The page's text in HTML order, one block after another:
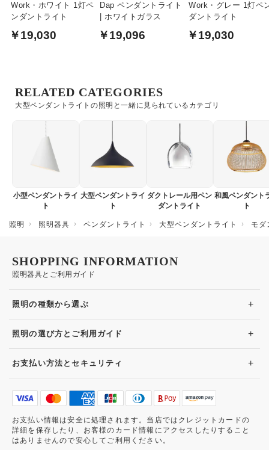
Work・ホワイト 1灯ペ
ンダントライト
￥19,030
Dap ペンダントライト
| ホワイトガラス
￥19,096
Work・グレー 1灯ペ
ダントライト
￥19,030
大型ペンダントライトの照明と一緒に見られているカテゴリ
RELATED CATEGORIES
小型ペンダントライ
ト
大型ペンダントライ
ト
ダクトレール用ペン
ダントライト
和風ペンダント
ト
照明 照明器具 ペンダントライト 大型ペンダントライト モダ
照明器具とご利用ガイド
SHOPPING INFORMATION
照明の種類から選ぶ +
照明の選び方とご利用ガイド +
お支払い方法とセキュリティ +
お支払い情報は安全に処理されます。当店ではクレジットカードの
詳細を保存したり、お客様のカード情報にアクセスしたりすること
はありませんので安心してご利用ください。